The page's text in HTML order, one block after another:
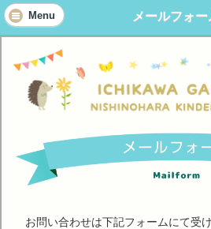
Menu メールフォー
お問い合わせは下記フォームにて受